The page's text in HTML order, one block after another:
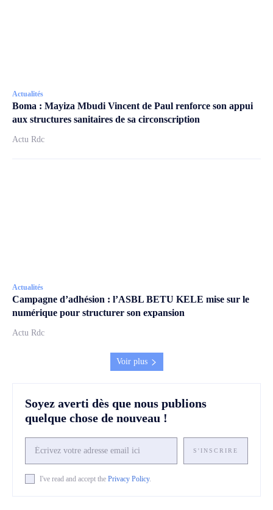
Actualités
Boma : Mayiza Mbudi Vincent de Paul renforce son appui
aux structures sanitaires de sa circonscription
Actu Rdc
Actualités
Campagne d’adhésion : l’ASBL BETU KELE mise sur le
numérique pour structurer son expansion
Actu Rdc
Voir plus
Soyez averti dès que nous publions
quelque chose de nouveau !
S'INSCRIRE
I've read and accept the Privacy Policy.